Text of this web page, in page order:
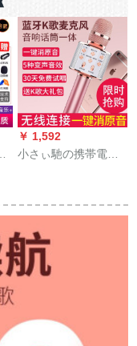
￥ 1,592
小さぃ馳の携帯電話
民のk歌の宝の無線
オーストリアディー
のバラの金＋髪を防
ぐために麦のカバー